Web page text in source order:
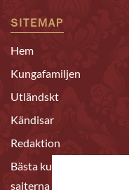
SITEMAP
Hem
Kungafamiljen
Utländskt
Kändisar
Redaktion
Bästa kungahus-
sajterna